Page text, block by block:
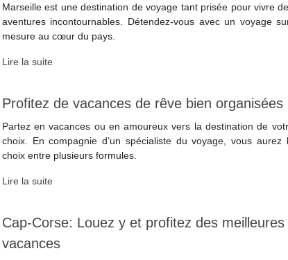
Marseille est une destination de voyage tant prisée pour vivre
aventures incontournables. Détendez-vous avec un voyage
mesure au cœur du pays.
Lire la suite
Profitez de vacances de rêve bien organisées
Partez en vacances ou en amoureux vers la destination de
choix. En compagnie d’un spécialiste du voyage, vous aurez
choix entre plusieurs formules.
Lire la suite
Cap-Corse: Louez y et profitez des meilleures
vacances